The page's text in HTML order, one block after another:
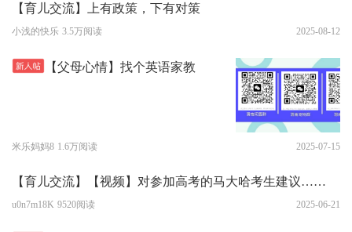
【育儿交流】上有政策，下有对策
小浅的快乐 3.5万阅读 2025-08-12
【父母心情】找个英语家教
米乐妈妈8 1.6万阅读 2025-07-15
【育儿交流】【视频】对参加高考的马大哈考生建议……
u0n7m18K 9520阅读 2025-06-21